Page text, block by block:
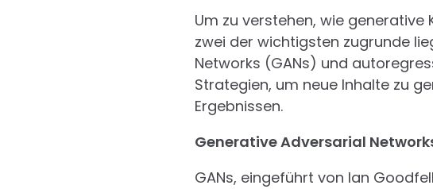
Um zu verstehen, wie
zwei der wichtigsten zugrunde
Networks (GANs) und
Strategien, um neue Inhalte zu
Ergebnissen.
Generative Adversarial
GANs, eingeführt von Ian